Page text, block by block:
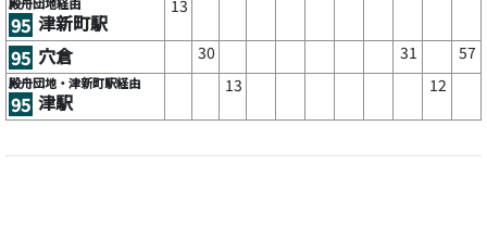
95 津新町駅
13
95 穴倉 30 31 57
殿舟団地・津新町駅経由
95 津駅
13 12